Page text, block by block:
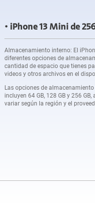
iPhone 13 Mini de
Almacenamiento interno: El
diferentes opciones de
cantidad de espacio que tienes
videos y otros archivos en el
Las opciones de
incluyen 64 GB, 128 GB y 256
variar según la región y el